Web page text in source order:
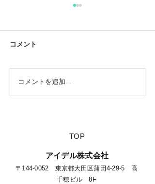
【夏休みに行きたい山派
キャンパーにオススメの
コメント
コメントを追加…
​TOP
​アイデル株式会社
​​〒144-0052 東京都大田区蒲田4-29-5 高
千穂ビル 8F​